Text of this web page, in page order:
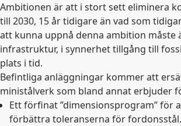
Ambitionen är att i stort sett eliminera
till 2030, 15 år tidigare än vad som
att kunna uppnå denna ambition måste
infrastruktur, i synnerhet tillgång till
plats i tid.
Befintliga anläggningar kommer att
ministålverk som bland annat erbjuder
Ett förfinat ”dimensionsprogram” för
förbättra toleranserna för fordonsstål.